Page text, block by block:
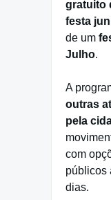
gratuito
festa
de um
Julho.
A
outras
pela
com
públicos
dias.